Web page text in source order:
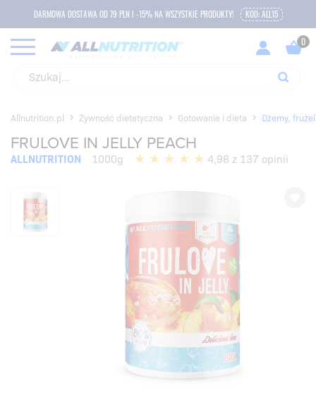
DARMOWA DOSTAWA OD 79 PLN I -15% NA WSZYSTKIE PRODUKTY! KOD: ALL15
Allnutrition.pl Żywność dietetyczna Gotowanie i dieta Dżemy,
FRULOVE IN JELLY PEACH
ALLNUTRITION 1000g 4,98 z 137 opinii